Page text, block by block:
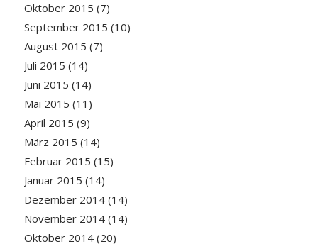
Oktober 2015 (7)
September 2015 (10)
August 2015 (7)
Juli 2015 (14)
Juni 2015 (14)
Mai 2015 (11)
April 2015 (9)
März 2015 (14)
Februar 2015 (15)
Januar 2015 (14)
Dezember 2014(14)
November 2014(14)
Oktober 2014(20)